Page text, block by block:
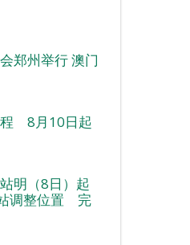
郑州举行 澳门
程 8月10日起
明（8日）起
调整位置 完